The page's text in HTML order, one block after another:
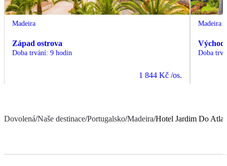
Madeira
Západ ostrova
Doba trvání: 9 hodin
1 844 Kč /os.
Madeira
Východ
Doba
Dovolená/Naše destinace/Portugalsko/Madeira/Hotel Jardim Do